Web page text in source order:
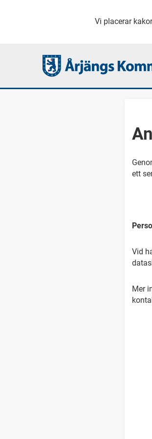
Vi placerar
ett
Vid
Mer